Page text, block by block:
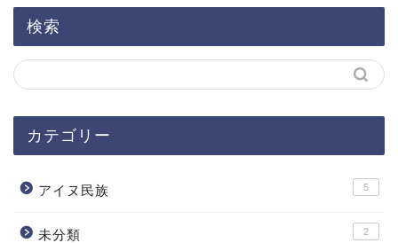
検索
カテゴリー
アイヌ民族 5
未分類 2